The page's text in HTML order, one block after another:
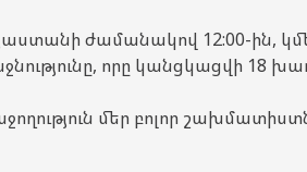
ժամանակով 12:00-ին,
որը կանցկացվի 18
մեր բոլոր